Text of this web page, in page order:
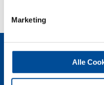
Marketing
Alle